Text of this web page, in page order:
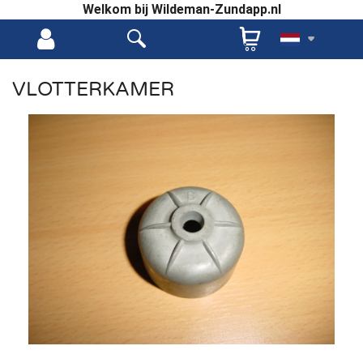
Welkom bij Wildeman-Zundapp.nl
VLOTTERKAMER